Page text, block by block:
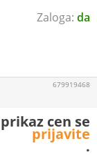
da
679919468
cen se
prijavite
.